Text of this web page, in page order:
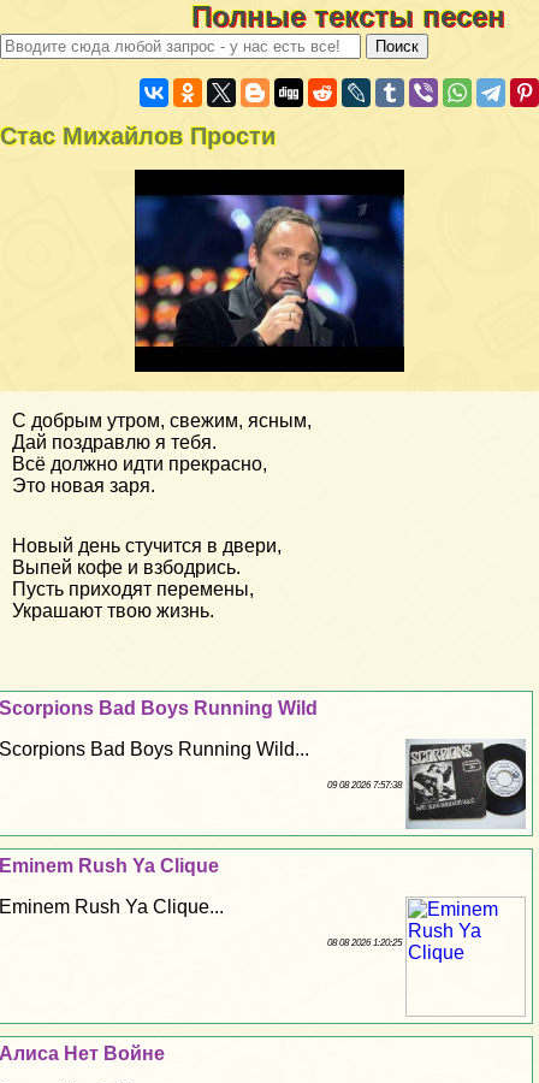
Полные тексты песен
Стас Михайлов Прости
С добрым утром, свежим, ясным,
Дай поздравлю я тебя.
Всё должно идти прекрасно,
Это новая заря.
Новый день стучится в двери,
Выпей кофе и взбодрись.
Пусть приходят перемены,
Украшают твою жизнь.
Scorpions Bad Boys Running Wild
Scorpions Bad Boys Running Wild...
09 08 2026 7:57:38
Eminem Rush Ya Clique
Eminem Rush Ya Clique...
08 08 2026 1:20:25
Алиса Нет Войне